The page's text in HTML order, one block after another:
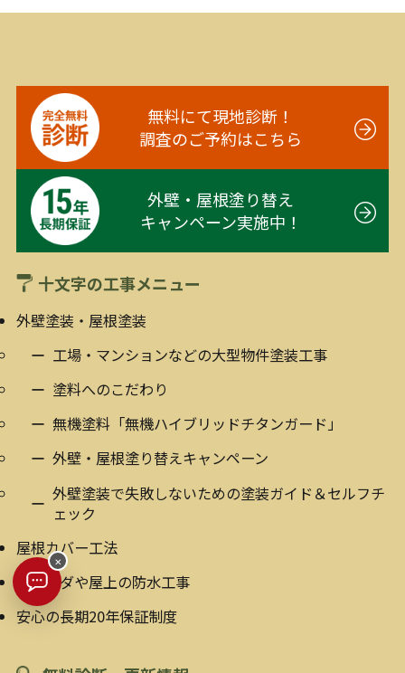
無料にて現地診断！
調査のご予約はこちら
外壁・屋根塗り替え
キャンペーン実施中！
十文字の工事メニュー
外壁塗装・屋根塗装
工場・マンションなどの大型物件塗装工事
塗料へのこだわり
無機塗料「無機ハイブリッドチタンガード」
外壁・屋根塗り替えキャンペーン
外壁塗装で失敗しないための塗装ガイド＆セルフチ
ェック
屋根カバー工法
ベランダや屋上の防水工事
安心の長期20年保証制度
×